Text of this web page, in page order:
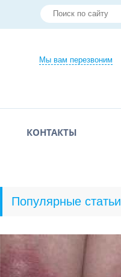
Мы вам перезвоним
КОНТАКТЫ
Популярные статьи